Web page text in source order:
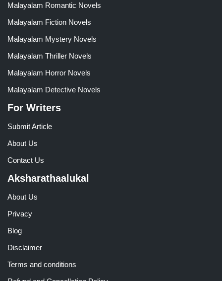
Malayalam Romantic Novels
Malayalam Fiction Novels
Malayalam Mystery Novels
Malayalam Thriller Novels
Malayalam Horror Novels
Malayalam Detective Novels
For Writers
Submit Article
About Us
Contact Us
Aksharathaalukal
About Us
Privacy
Blog
Disclaimer
Terms and conditions